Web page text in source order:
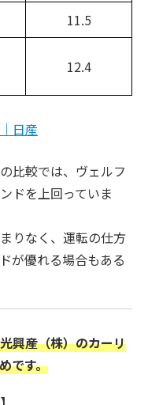
11.5
12.4
日産
比較では、ヴェルフ
ドを上回っていま
りなく、運転の仕方
が優れる場合もある
興産（株）のカーリ
です。